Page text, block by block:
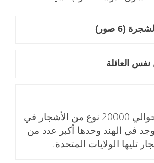
(6 صور)
العائلة
أنه يوجد حوالي 20000 نوع من الأشجار في
في الهند وحدها أكبر عدد من
تليها الولايات المتحدة.